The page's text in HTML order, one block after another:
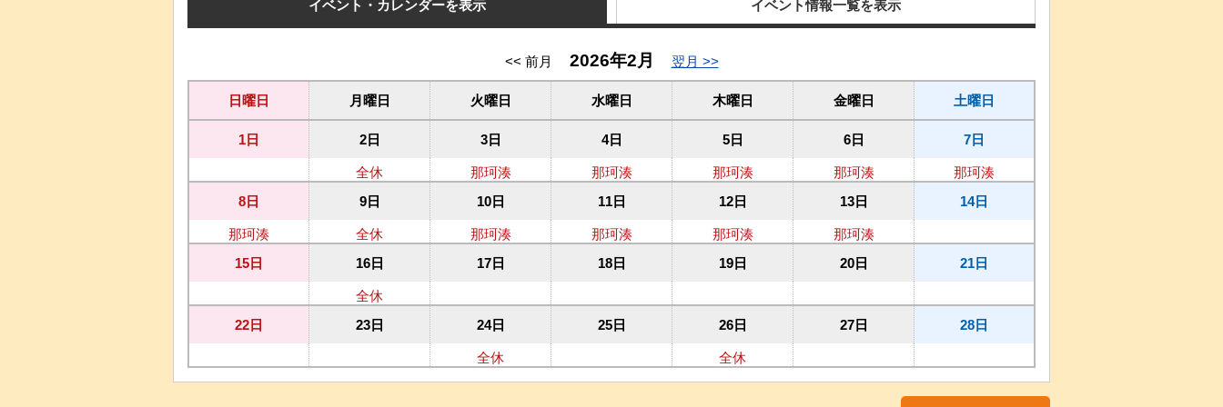
イベント・カレンダーを表示 イベント情報一覧を表示
<< 前月 2026年2月 翌月 >>
日曜日 月曜日 火曜日 水曜日 木曜日 金曜日 土曜日
1日 2日 3日 4日 5日 6日 7日
全休 那珂湊 那珂湊 那珂湊 那珂湊
那珂湊
8日
9日 10日 11日 12日 13日 14日
那珂湊 全休 那珂湊 那珂湊 那珂湊
那珂湊
15日
16日 17日 18日 19日 20日 21日
全休
22日
23日 24日 25日 26日 27日 28日
全休 全休